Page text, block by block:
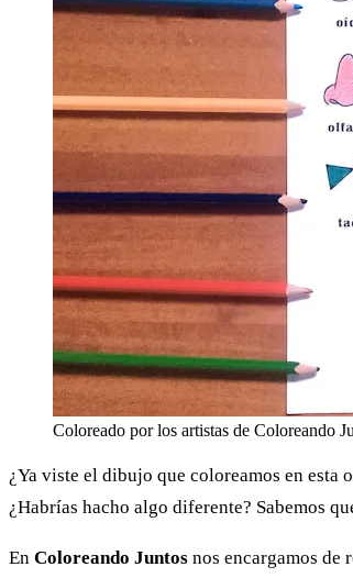
Coloreado por los artistas de Coloreando
¿Ya viste el dibujo que coloreamos en esta
¿Habrías hacho algo diferente? Sabemos
En Coloreando Juntos nos encargamos de